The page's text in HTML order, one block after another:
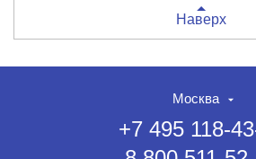
Наверх
Москва
+7 495 118-